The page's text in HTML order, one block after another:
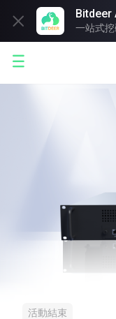

Bitdeer
一站式

活動結束